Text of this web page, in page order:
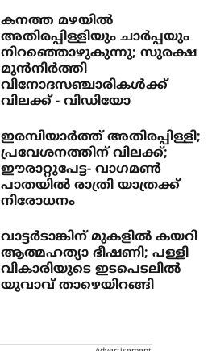
കനത്ത മഴയിൽ
അതിരപ്പിള്ളിയും ചാർപ്പയും
നിറഞ്ഞൊഴുകുന്നു; സുരക്ഷ
മുൻനിർത്തി
വിനോദസഞ്ചാരികൾക്ക്
വിലക്ക് - വിഡിയോ
ഇരമ്പിയാര്‍ത്ത് അതിരപ്പിള്ളി;
പ്രവേശനത്തിന് വിലക്ക്;
ഈരാറ്റുപേട്ട- വാഗമണ്‍
പാതയില്‍ രാത്രി യാത്രക്ക്
നിരോധനം
വാട്ടര്‍ടാങ്കിന് മുകളില്‍ കയറി
ആത്മഹത്യാ ഭീഷണി; പള്ളി
വികാരിയുടെ ഇടപെടലില്‍
യുവാവ് താഴെയിറങ്ങി